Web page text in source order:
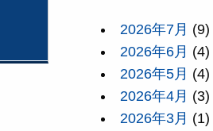
2026年7月 (9)
2026年6月 (4)
2026年5月 (4)
2026年4月 (3)
2026年3月 (1)